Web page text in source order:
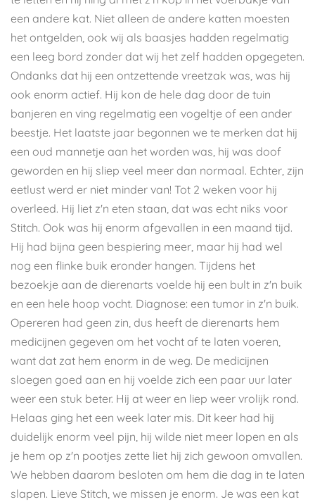
een andere kat. Niet alleen de andere katten moesten
het ontgelden, ook wij als baasjes hadden regelmatig
een leeg bord zonder dat wij het zelf hadden opgegeten.
Ondanks dat hij een ontzettende vreetzak was, was hij
ook enorm actief. Hij kon de hele dag door de tuin
banjeren en ving regelmatig een vogeltje of een ander
beestje. Het laatste jaar begonnen we te merken dat hij
een oud mannetje aan het worden was, hij was doof
geworden en hij sliep veel meer dan normaal. Echter, zijn
eetlust werd er niet minder van! Tot 2 weken voor hij
overleed. Hij liet z'n eten staan, dat was echt niks voor
Stitch. Ook was hij enorm afgevallen in een maand tijd.
Hij had bijna geen bespiering meer, maar hij had wel
nog een flinke buik eronder hangen. Tijdens het
bezoekje aan de dierenarts voelde hij een bult in z'n buik
en een hele hoop vocht. Diagnose: een tumor in z'n buik.
Opereren had geen zin, dus heeft de dierenarts hem
medicijnen gegeven om het vocht af te laten voeren,
want dat zat hem enorm in de weg. De medicijnen
sloegen goed aan en hij voelde zich een paar uur later
weer een stuk beter. Hij at weer en liep weer vrolijk rond.
Helaas ging het een week later mis. Dit keer had hij
duidelijk enorm veel pijn, hij wilde niet meer lopen en als
je hem op z'n pootjes zette liet hij zich gewoon omvallen.
We hebben daarom besloten om hem die dag in te laten
slapen. Lieve Stitch, we missen je enorm. Je was een kat